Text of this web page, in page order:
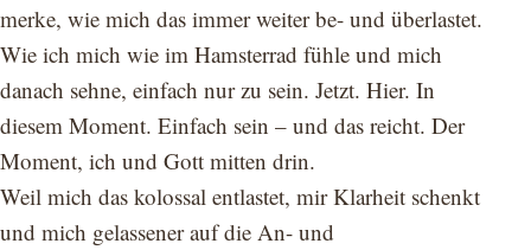
merke, wie mich das immer weiter be- und überlastet.
Wie ich mich wie im Hamsterrad fühle und mich
danach sehne, einfach nur zu sein. Jetzt. Hier. In
diesem Moment. Einfach sein – und das reicht. Der
Moment, ich und Gott mitten drin.
Weil mich das kolossal entlastet, mir Klarheit schenkt
und mich gelassener auf die An- und